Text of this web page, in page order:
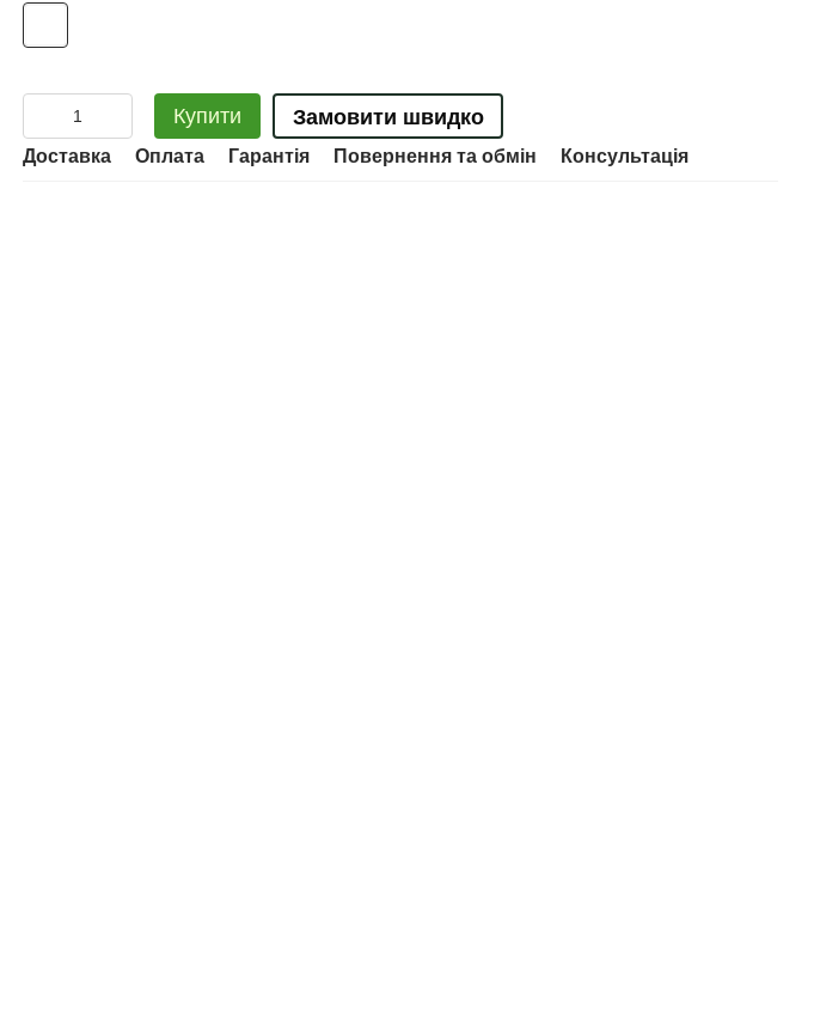
Купити Замовити швидко
Доставка Оплата Гарантія Повернення та обмін Консультація